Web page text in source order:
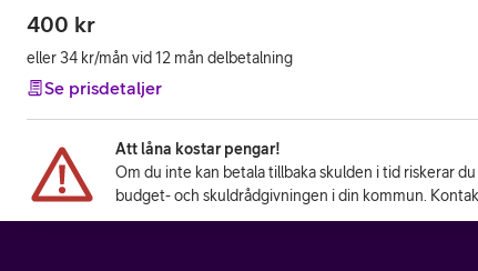
400 kr
eller 34 kr/mån vid 12 mån delbetalning
Se prisdetaljer
Att låna kostar pengar!
Om du inte kan betala tillbaka skulden i tid riskerar
budget- och skuldrådgivningen i din kommun.